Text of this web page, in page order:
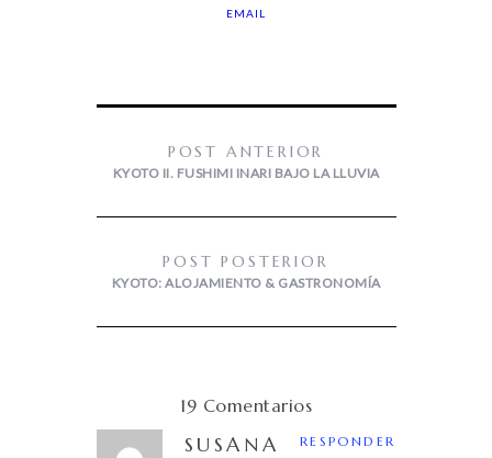
EMAIL
POST ANTERIOR
KYOTO II. FUSHIMI INARI BAJO LA LLUVIA
POST POSTERIOR
KYOTO: ALOJAMIENTO & GASTRONOMÍA
19 Comentarios
SUSANA RESPONDER